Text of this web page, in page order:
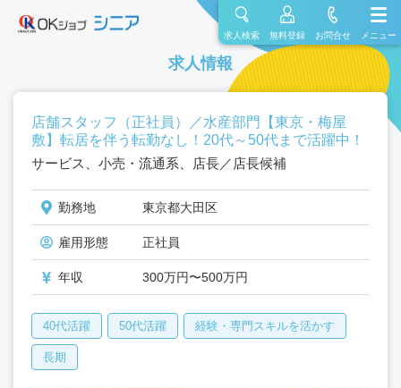
求人検索 無料登録 お問合せ メニュー
求人情報
店舗スタッフ（正社員）／水産部門【東京・梅屋
敷】転居を伴う転勤なし！20代～50代まで活躍中！
サービス、小売・流通系、店長／店長候補
勤務地 東京都大田区
雇用形態 正社員
年収 300万円〜500万円
40代活躍 50代活躍 経験・専門スキルを活かす
長期